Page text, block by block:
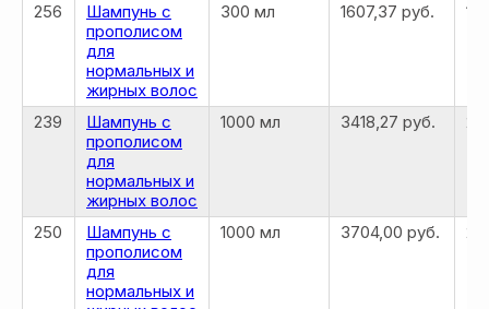
256
Шампунь с
прополисом
для
нормальных и
жирных волос
300 мл 1607,37 руб.
239
Шампунь с
прополисом
для
нормальных и
жирных волос
1000 мл 3418,27 руб.
250
Шампунь с
прополисом
для
нормальных и
1000 мл 3704,00 руб.